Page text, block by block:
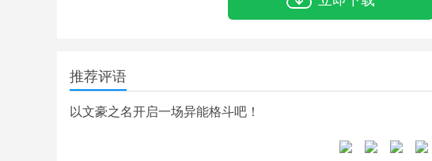
推荐评语
以文豪之名开启一场异能格斗吧！